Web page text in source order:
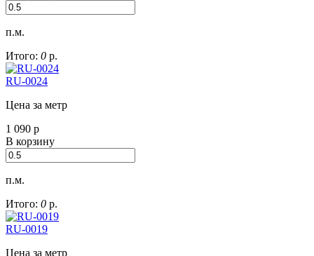
п.м.
Итого: 0 р.
RU-0024
Цена за метр
1 090 р
В корзину
п.м.
Итого: 0 р.
RU-0019
Цена за метр